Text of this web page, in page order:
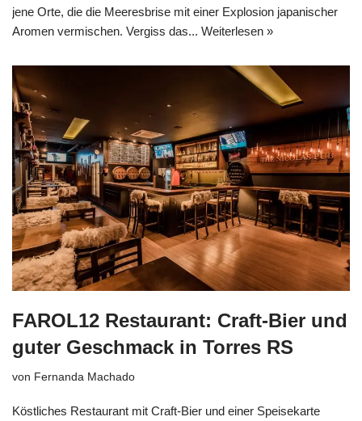
jene Orte, die die Meeresbrise mit einer Explosion japanischer
Aromen vermischen. Vergiss das... Weiterlesen »
FAROL12 Restaurant: Craft-Bier und
guter Geschmack in Torres RS
von Fernanda Machado
Köstliches Restaurant mit Craft-Bier und einer Speisekarte